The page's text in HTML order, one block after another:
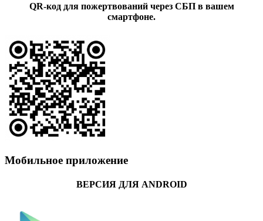
QR-код для пожертвований через СБП в вашем
смартфоне.
Мобильное приложение
ВЕРСИЯ ДЛЯ ANDROID